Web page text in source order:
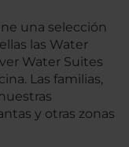
una selección
las Water
Water Suites
Las familias,
y otras zonas